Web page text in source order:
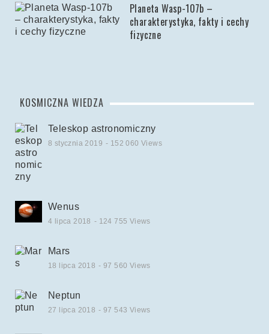
Planeta Wasp-107b –
charakterystyka, fakty i cechy
fizyczne
KOSMICZNA WIEDZA
Teleskop astronomiczny
8 stycznia 2019 - 152 060 Views
Wenus
4 lipca 2018 - 124 755 Views
Mars
18 lipca 2018 - 97 560 Views
Neptun
27 lipca 2018 - 97 543 Views